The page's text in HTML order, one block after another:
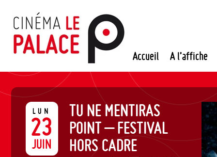
contenu
Accueil A l’affiche
LUN
23
JUIN
TU NE MENTIRAS
POINT – FESTIVAL
HORS CADRE